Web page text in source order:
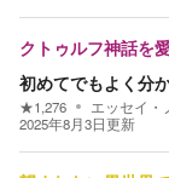
クトゥルフ神話を
初めてでもよく分
★1,276 エッセイ・
2025年8月3日更新